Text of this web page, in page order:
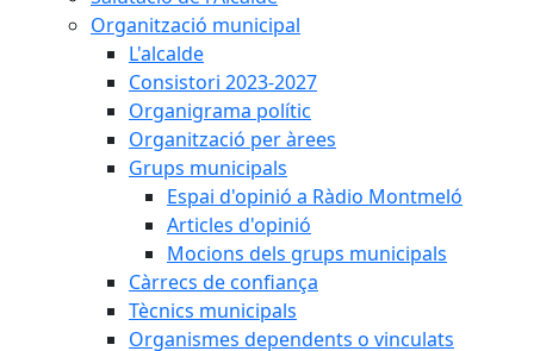
Organització municipal
L'alcalde
Consistori 2023-2027
Organigrama polític
Organització per àrees
Grups municipals
Espai d'opinió a Ràdio Montmeló
Articles d'opinió
Mocions dels grups municipals
Càrrecs de confiança
Tècnics municipals
Organismes dependents o vinculats